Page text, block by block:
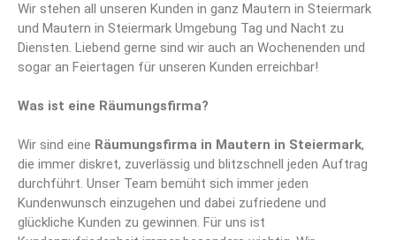
Wir stehen all unseren Kunden in ganz Mautern in Steiermark
und Mautern in Steiermark Umgebung Tag und Nacht zu
Diensten. Liebend gerne sind wir auch an Wochenenden und
sogar an Feiertagen für unseren Kunden erreichbar!
Was ist eine Räumungsfirma?
Wir sind eine Räumungsfirma in Mautern in Steiermark,
die immer diskret, zuverlässig und blitzschnell jeden Auftrag
durchführt. Unser Team bemüht sich immer jeden
Kundenwunsch einzugehen und dabei zufriedene und
glückliche Kunden zu gewinnen. Für uns ist